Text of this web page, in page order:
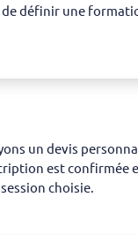
définir une
un devis
est confirmée
choisie.